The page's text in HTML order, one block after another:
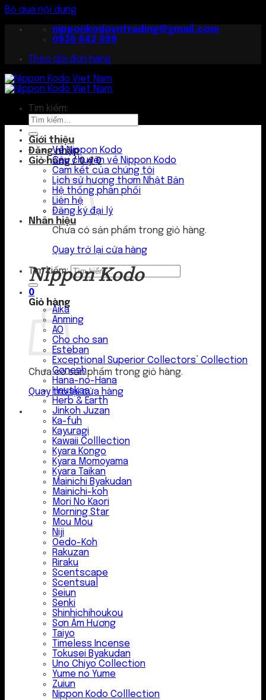
Bỏ qua nội dung
nipponkodovntrading@gmail.com
0936 642 599
Theo dõi đơn hàng
Tìm kiếm:
Đăng nhập
Giỏ hàng /0₫ 0
Chưa có sản phẩm trong giỏ hàng.
Quay trở lại cửa hàng
Tìm kiếm:
0
Giỏ hàng
Chưa có sản phẩm trong giỏ hàng.
Quay trở lại cửa hàng
Giới thiệu
Về Nippon Kodo
Câu chuyện về Nippon Kodo
Cam kết của chúng tôi
Lịch sử hương thơm Nhật Bản
Hệ thống phân phối
Liên hệ
Đăng ký đại lý
Nhãn hiệu
Nippon Kodo
Aika
Anming
AO
Cho cho san
Esteban
Exceptional Superior Collectors’ Collection
Gonesh
Hana-no-Hana
Hauskaa
Herb & Earth
Jinkoh Juzan
Ka-fuh
Kayuragi
Kawaii Colllection
Kyara Kongo
Kyara Momoyama
Kyara Taikan
Mainichi Byakudan
Mainichi-koh
Mori No Kaori
Morning Star
Mou Mou
Niji
Oedo-Koh
Rakuzan
Riraku
Scentscape
Scentsual
Seiun
Senki
Shinhichihoukou
Sơn Âm Hương
Taiyo
Timeless Incense
Tokusei Byakudan
Uno Chiyo Collection
Yume no Yume
Zuiun
Nippon Kodo Colllection